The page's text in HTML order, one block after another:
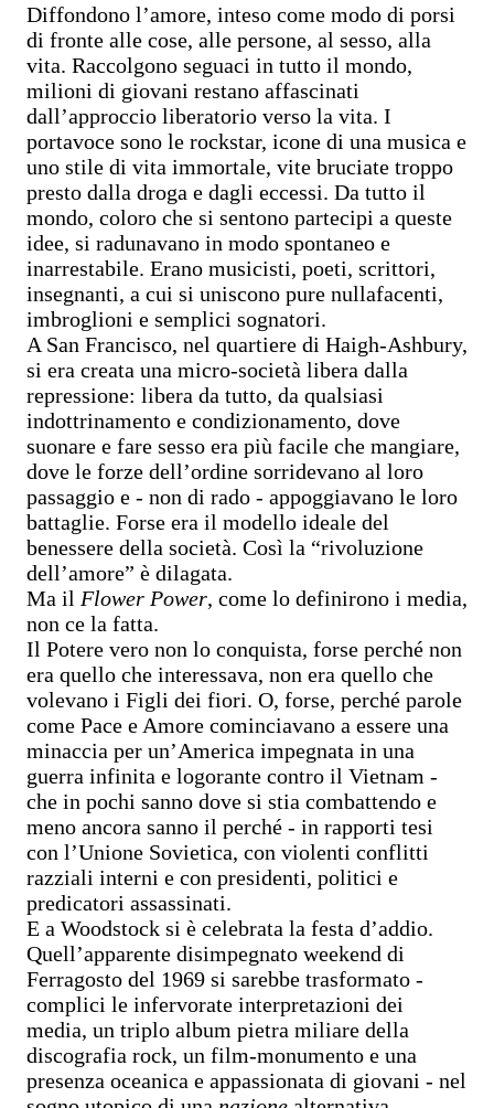
Diffondono l’amore, inteso come modo di porsi
di fronte alle cose, alle persone, al sesso, alla
vita. Raccolgono seguaci in tutto il mondo,
milioni di giovani restano affascinati
dall’approccio liberatorio verso la vita. I
portavoce sono le rockstar, icone di una musica e
uno stile di vita immortale, vite bruciate troppo
presto dalla droga e dagli eccessi. Da tutto il
mondo, coloro che si sentono partecipi a queste
idee, si radunavano in modo spontaneo e
inarrestabile. Erano musicisti, poeti, scrittori,
insegnanti, a cui si uniscono pure nullafacenti,
imbroglioni e semplici sognatori.
A San Francisco, nel quartiere di Haigh-Ashbury,
si era creata una micro-società libera dalla
repressione: libera da tutto, da qualsiasi
indottrinamento e condizionamento, dove
suonare e fare sesso era più facile che mangiare,
dove le forze dell’ordine sorridevano al loro
passaggio e - non di rado - appoggiavano le loro
battaglie. Forse era il modello ideale del
benessere della società. Così la “rivoluzione
dell’amore” è dilagata.
Ma il Flower Power, come lo definirono i media,
non ce la fatta.
Il Potere vero non lo conquista, forse perché non
era quello che interessava, non era quello che
volevano i Figli dei fiori. O, forse, perché parole
come Pace e Amore cominciavano a essere una
minaccia per un’America impegnata in una
guerra infinita e logorante contro il Vietnam -
che in pochi sanno dove si stia combattendo e
meno ancora sanno il perché - in rapporti tesi
con l’Unione Sovietica, con violenti conflitti
razziali interni e con presidenti, politici e
predicatori assassinati.
E a Woodstock si è celebrata la festa d’addio.
Quell’apparente disimpegnato weekend di
Ferragosto del 1969 si sarebbe trasformato -
complici le infervorate interpretazioni dei
media, un triplo album pietra miliare della
discografia rock, un film-monumento e una
presenza oceanica e appassionata di giovani - nel